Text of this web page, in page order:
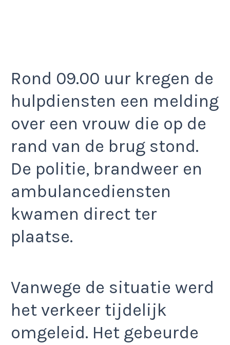
Rond 09.00 uur kregen de
hulpdiensten een melding
over een vrouw die op de
rand van de brug stond.
De politie, brandweer en
ambulancediensten
kwamen direct ter
plaatse.
Vanwege de situatie werd
het verkeer tijdelijk
omgeleid. Het gebeurde